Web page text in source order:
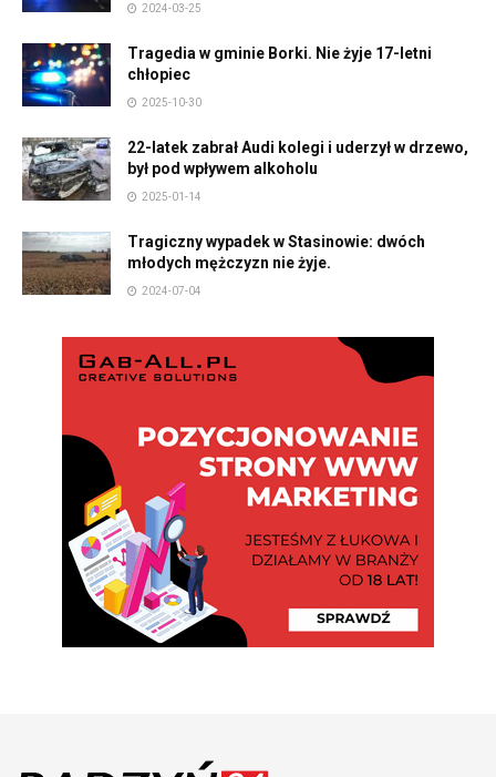
2024-03-25
Tragedia w gminie Borki. Nie żyje 17-letni
chłopiec
2025-10-30
22-latek zabrał Audi kolegi i uderzył w drzewo,
był pod wpływem alkoholu
2025-01-14
Tragiczny wypadek w Stasinowie: dwóch
młodych mężczyzn nie żyje.
2024-07-04